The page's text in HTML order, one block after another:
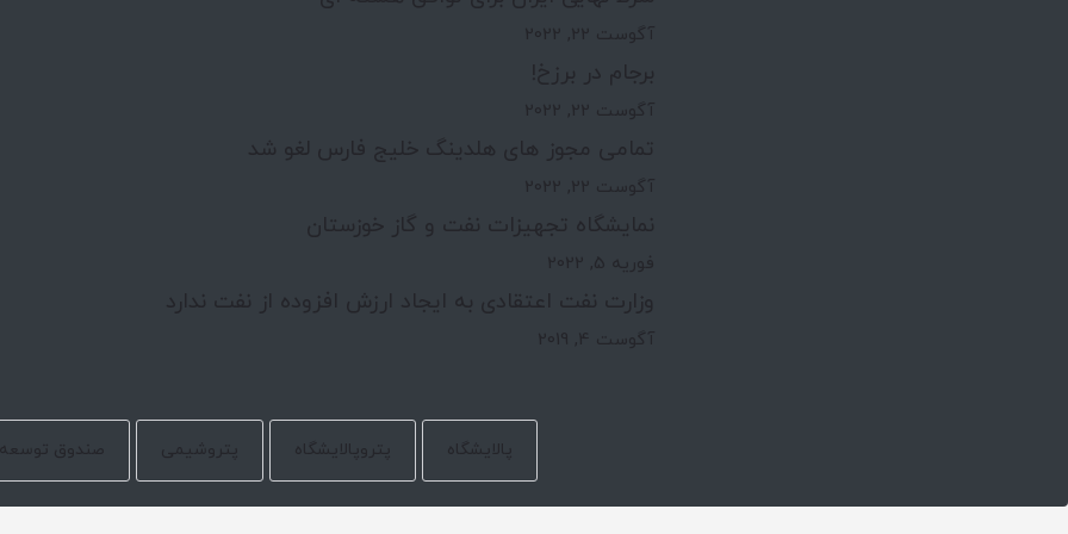
آگوست 22, 2022
برجام در برزخ!
آگوست 22, 2022
تمامی مجوز های هلدینگ خلیج فارس لغو شد
آگوست 22, 2022
نمایشگاه تجهیزات نفت و گاز خوزستان
فوریه 5, 2022
وزارت نفت اعتقادی به ایجاد ارزش افزوده از نفت ندارد
آگوست 4, 2019
پالایشگاه پتروپالایشگاه پتروشیمی صندوق